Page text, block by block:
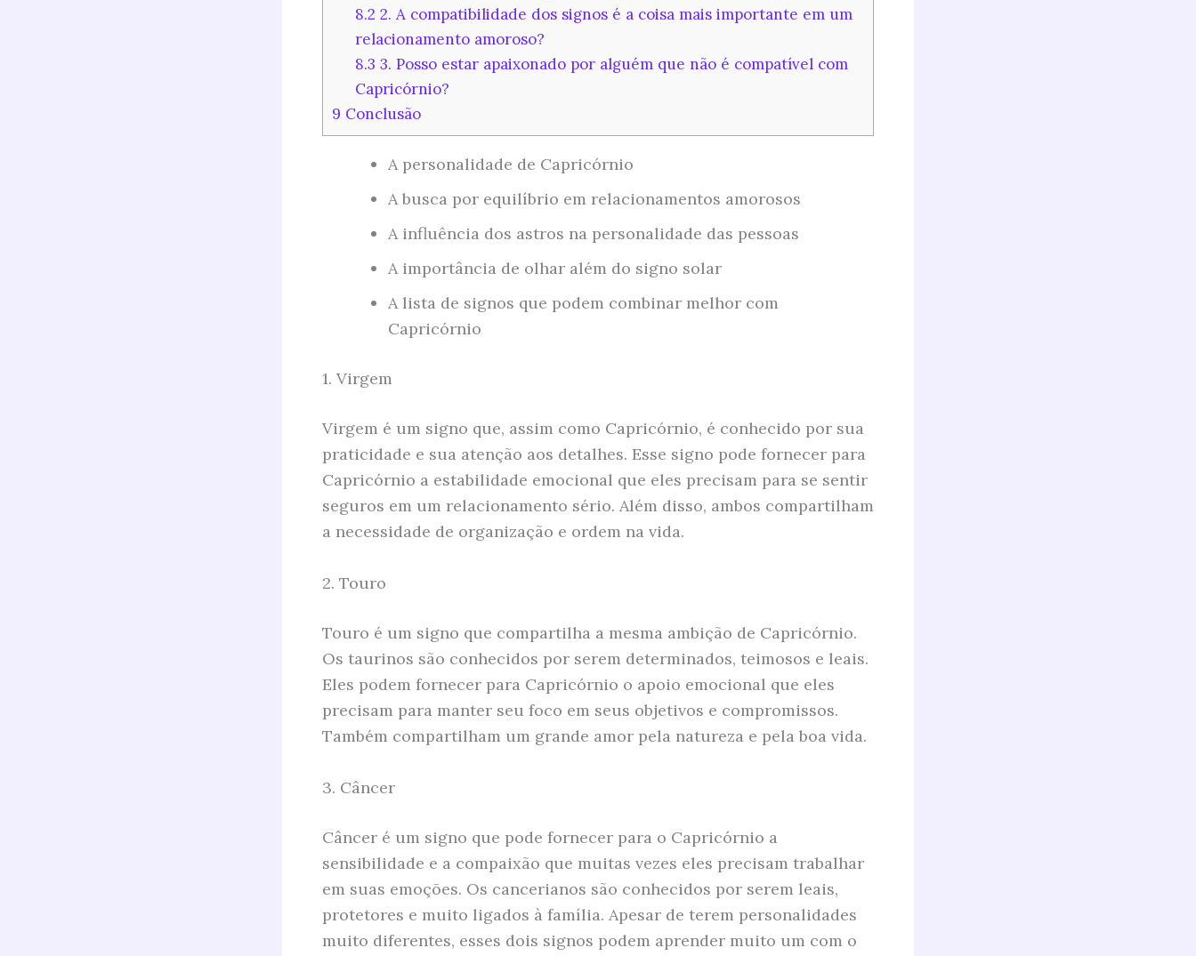
8.2 2. A compatibilidade dos signos é a coisa mais importante em um
relacionamento amoroso?
8.3 3. Posso estar apaixonado por alguém que não é compatível com
Capricórnio?
9 Conclusão
A personalidade de Capricórnio
A busca por equilíbrio em relacionamentos amorosos
A influência dos astros na personalidade das pessoas
A importância de olhar além do signo solar
A lista de signos que podem combinar melhor com
Capricórnio
1. Virgem
Virgem é um signo que, assim como Capricórnio, é conhecido por sua
praticidade e sua atenção aos detalhes. Esse signo pode fornecer para
Capricórnio a estabilidade emocional que eles precisam para se sentir
seguros em um relacionamento sério. Além disso, ambos compartilham
a necessidade de organização e ordem na vida.
2. Touro
Touro é um signo que compartilha a mesma ambição de Capricórnio.
Os taurinos são conhecidos por serem determinados, teimosos e leais.
Eles podem fornecer para Capricórnio o apoio emocional que eles
precisam para manter seu foco em seus objetivos e compromissos.
Também compartilham um grande amor pela natureza e pela boa vida.
3. Câncer
Câncer é um signo que pode fornecer para o Capricórnio a
sensibilidade e a compaixão que muitas vezes eles precisam trabalhar
em suas emoções. Os cancerianos são conhecidos por serem leais,
protetores e muito ligados à família. Apesar de terem personalidades
muito diferentes, esses dois signos podem aprender muito um com o